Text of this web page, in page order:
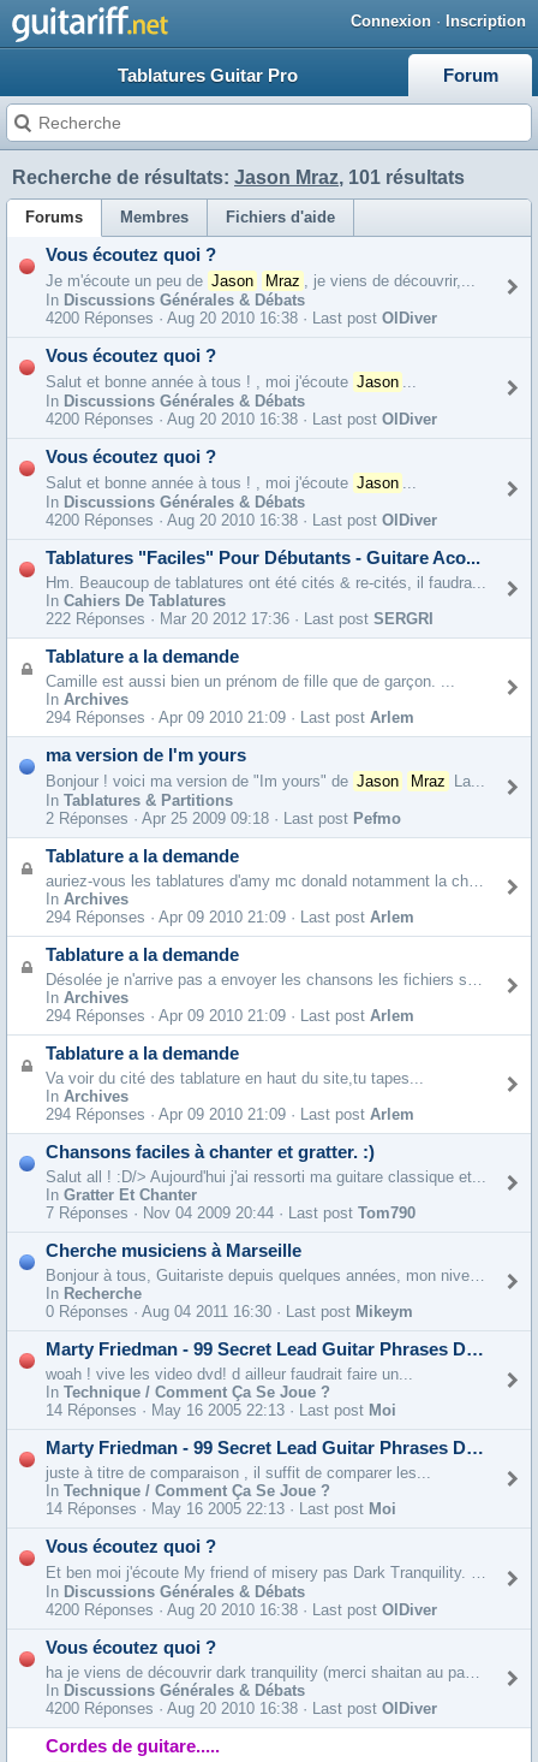
Connexion · Inscription
Tablatures Guitar Pro Forum
Recherche de résultats: Jason Mraz, 101 résultats
Forums Membres Fichiers d'aide
Vous écoutez quoi ?
Je m'écoute un peu de Jason Mraz , je viens de découvrir,...
In Discussions Générales & Débats
4200 Réponses · Aug 20 2010 16:38 · Last post OlDiver
Vous écoutez quoi ?
Salut et bonne année à tous ! , moi j'écoute Jason ...
In Discussions Générales & Débats
4200 Réponses · Aug 20 2010 16:38 · Last post OlDiver
Vous écoutez quoi ?
Salut et bonne année à tous ! , moi j'écoute Jason ...
In Discussions Générales & Débats
4200 Réponses · Aug 20 2010 16:38 · Last post OlDiver
Tablatures "Faciles" Pour Débutants - Guitare Aco...
Hm. Beaucoup de tablatures ont été cités & re-cités, il faudra...
In Cahiers De Tablatures
222 Réponses · Mar 20 2012 17:36 · Last post SERGRI
Tablature a la demande
Camille est aussi bien un prénom de fille que de garçon. ...
In Archives
294 Réponses · Apr 09 2010 21:09 · Last post Arlem
ma version de I'm yours
Bonjour ! voici ma version de "Im yours" de Jason Mraz
La...
In Tablatures & Partitions
2 Réponses · Apr 25 2009 09:18 · Last post Pefmo
Tablature a la demande
auriez-vous les tablatures d'amy mc donald notamment la chanson "the road...
In Archives
294 Réponses · Apr 09 2010 21:09 · Last post Arlem
Tablature a la demande
Désolée je n'arrive pas a envoyer les chansons les fichiers sont...
In Archives
294 Réponses · Apr 09 2010 21:09 · Last post Arlem
Tablature a la demande
Va voir du cité des tablature en haut du site,tu tapes...
In Archives
294 Réponses · Apr 09 2010 21:09 · Last post Arlem
Chansons faciles à chanter et gratter. :)
Salut all ! :D/> Aujourd'hui j'ai ressorti ma guitare classique et...
In Gratter Et Chanter
7 Réponses · Nov 04 2009 20:44 · Last post Tom790
Cherche musiciens à Marseille
Bonjour à tous, Guitariste depuis quelques années, mon niveau est intermédiaire. Je...
In Recherche
0 Réponses · Aug 04 2011 16:30 · Last post Mikeym
Marty Friedman - 99 Secret Lead Guitar Phrases DVD
woah ! vive les video dvd! d ailleur faudrait faire un...
In Technique / Comment Ça Se Joue ?
14 Réponses · May 16 2005 22:13 · Last post Moi
Marty Friedman - 99 Secret Lead Guitar Phrases DVD
juste à titre de comparaison , il suffit de comparer les...
In Technique / Comment Ça Se Joue ?
14 Réponses · May 16 2005 22:13 · Last post Moi
Vous écoutez quoi ?
Et ben moi j'écoute My friend of misery pas Dark Tranquility. Et j'aime
In Discussions Générales & Débats
4200 Réponses · Aug 20 2010 16:38 · Last post OlDiver
Vous écoutez quoi ?
ha je viens de découvrir dark tranquility (merci shaitan au passage B)/> ) et c'est très bon!
In Discussions Générales & Débats
4200 Réponses · Aug 20 2010 16:38 · Last post OlDiver
Cordes de guitare.....